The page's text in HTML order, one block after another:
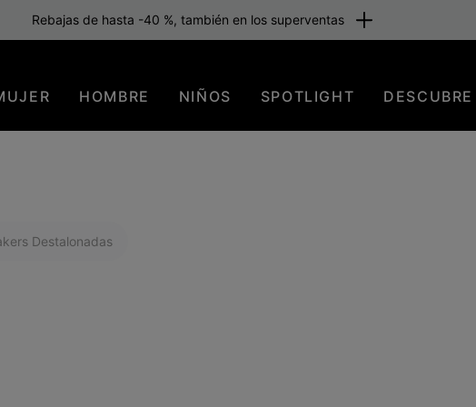
Envío gratuito para los miembros o a partir de 80 €. Únete ahora
HOMBRE NIÑOS SPOTLIGHT DESCUBRE
Destalonadas